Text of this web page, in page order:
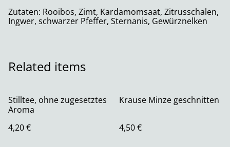
Zutaten: Rooibos, Zimt, Kardamomsaat, Zitrusschalen,
Ingwer, schwarzer Pfeffer, Sternanis, Gewürznelken
Related items
Stilltee, ohne zugesetztes
Aroma
4,20 €
Krause Minze geschnitten
4,50 €